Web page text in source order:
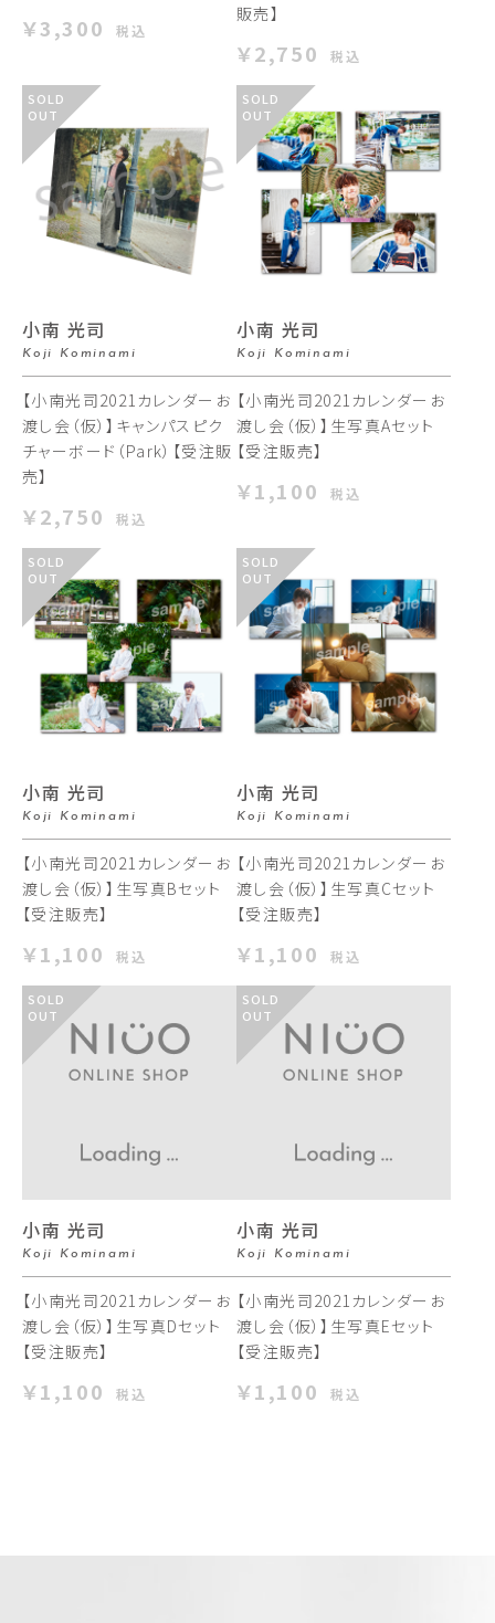
￥3,300 税込
販売】
￥2,750 税込
SOLD
OUT
小南 光司
Koji Kominami
【小南光司2021カレンダーお
渡し会（仮）】キャンパスピク
チャーボード（Park）【受注販
売】
￥2,750 税込
SOLD
OUT
小南 光司
Koji Kominami
【小南光司2021カレンダーお
渡し会（仮）】生写真Aセット
【受注販売】
￥1,100 税込
SOLD
OUT
小南 光司
Koji Kominami
【小南光司2021カレンダーお
渡し会（仮）】生写真Bセット
【受注販売】
￥1,100 税込
SOLD
OUT
小南 光司
Koji Kominami
【小南光司2021カレンダーお
渡し会（仮）】生写真Cセット
【受注販売】
￥1,100 税込
SOLD
OUT
小南 光司
Koji Kominami
【小南光司2021カレンダーお
渡し会（仮）】生写真Dセット
【受注販売】
￥1,100 税込
SOLD
OUT
小南 光司
Koji Kominami
【小南光司2021カレンダーお
渡し会（仮）】生写真Eセット
【受注販売】
￥1,100 税込